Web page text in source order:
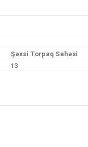
Şəxsi Torpaq Sahəsi
13